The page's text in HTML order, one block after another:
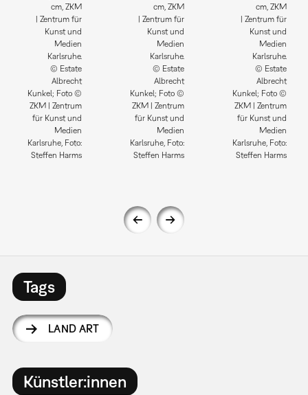
cm, ZKM
| Zentrum für
Kunst und
Medien
Karlsruhe.
© Estate
Albrecht
Kunkel; Foto ©
ZKM | Zentrum
für Kunst und
Medien
Karlsruhe, Foto:
Steffen Harms
cm, ZKM
| Zentrum für
Kunst und
Medien
Karlsruhe.
© Estate
Albrecht
Kunkel; Foto ©
ZKM | Zentrum
für Kunst und
Medien
Karlsruhe, Foto:
Steffen Harms
cm, ZKM
| Zentrum für
Kunst und
Medien
Karlsruhe.
© Estate
Albrecht
Kunkel; Foto ©
ZKM | Zentrum
für Kunst und
Medien
Karlsruhe, Foto:
Steffen Harms
Tags
LAND ART
Künstler:innen